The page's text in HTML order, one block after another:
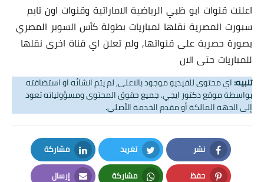
اعلنت قنوات ابو ظبي الرياضية الاماراتية وقنوات اون تايم
سبورت المصرية نقلها لمباريات بطولة كأس السوبر المصري
بصورة حصرية على قنواتها, ولم تعلن اي قناة اخرى نقلها
للمباريات حتى الان
تنبيه:اي محتوى للفيديو موجود بالاعلى, لم يتم انشائه او استضافته
بواسطة موقع دكتور ايجي. جميع حقوق المحتوى ومسؤولياته تعود
إلى الجهة المالكة أو مقدم الخدمة الأصلي.
نشر
Facebook
تغريد
Twitter
مشاركة
LinkedIn
حفظ مشاركة إرسال